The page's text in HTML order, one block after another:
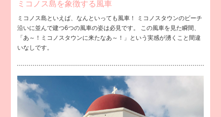
ミコノス島を象徴する風車
ミコノス島といえば、なんといっても風車！ ミコノスタウンのビーチ
沿いに並んで建つ6つの風車の姿は必見です。 この風車を見た瞬間、
「あ～！ミコノスタウンに来たなあ～！」という実感が湧くこと間違
いなしです。